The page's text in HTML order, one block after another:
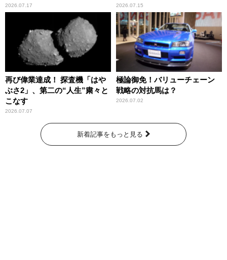
2026.07.17 2026.07.15
再び偉業達成！ 探査機「はや
ぶさ2」、第二の“人生”粛々と
こなす
2026.07.07
極論御免！バリューチェーン
戦略の対抗馬は？
2026.07.02
新着記事をもっと見る